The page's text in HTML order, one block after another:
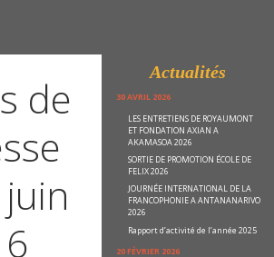
de
Actualités
30 AVRIL 2026
LES ENTRETIENS DE ROYAUMONT
ET FONDATION AXIAN A
AKAMASOA 2026
SORTIE DE PROMOTION ÉCOLE DE
FELIX 2026
JOURNÉE INTERNATIONAL DE LA
FRANCOPHONIE A ANTANANARIVO
2026
Rapport d’activité de l’année 2025
20 FÉVRIER 2026